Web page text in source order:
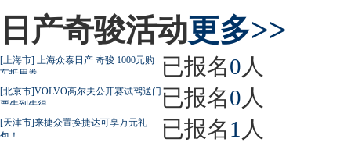
日产奇骏活动更多>>
[上海市] 上海众泰日产 奇骏 1000元购
车抵用券
已报名0 人
[北京市]VOLVO高尔夫公开赛试驾送门
票先到先得
已报名0 人
[天津市]来捷众置换捷达可享万元礼
包！
已报名1 人